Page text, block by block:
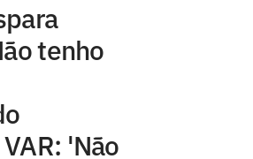
tenho
'Não